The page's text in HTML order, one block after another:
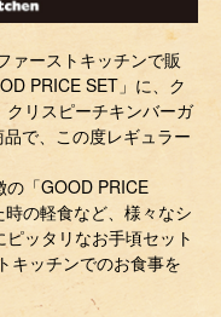
ァーストキッチンで販
PRICE SET」に、ク
クリスピーチキンバーガ
で、この度レギュラー
「GOOD PRICE
の軽食など、様々なシ
ッタリなお手頃セット
キッチンでのお食事を